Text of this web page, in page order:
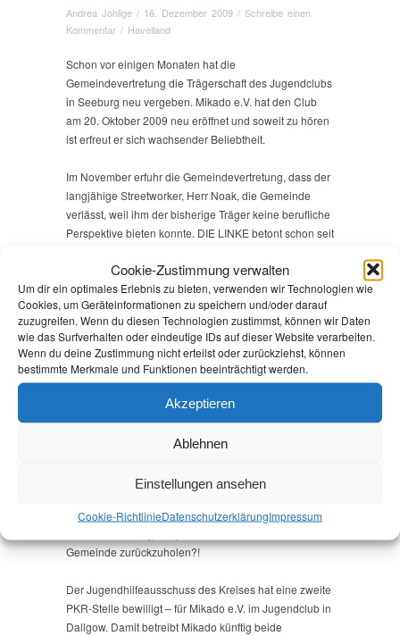
Cookie-Zustimmung verwalten
Um dir ein optimales Erlebnis zu bieten, verwenden wir Technologien wie
Cookies, um Geräteinformationen zu speichern und/oder darauf
zuzugreifen. Wenn du diesen Technologien zustimmst, können wir Daten
wie das Surfverhalten oder eindeutige IDs auf dieser Website verarbeiten.
Wenn du deine Zustimmung nicht erteilst oder zurückziehst, können
bestimmte Merkmale und Funktionen beeinträchtigt werden.
Akzeptieren
Ablehnen
Einstellungen ansehen
Cookie-RichtlinieDatenschutz­erklärungImpressum
Andrea Johlige / 16. Dezember 2009 / Schreibe einen
Kommentar / Havelland
Schon vor einigen Monaten hat die
Gemeindevertretung die Trägerschaft des Jugendclubs
in Seeburg neu vergeben. Mikado e.V. hat den Club
am 20. Oktober 2009 neu eröffnet und soweit zu hören
ist erfreut er sich wachsender Beliebtheit.
Im November erfuhr die Gemeindevertretung, dass der
langjähige Streetworker, Herr Noak, die Gemeinde
verlässt, weil ihm der bisherige Träger keine berufliche
Perspektive bieten konnte. DIE LINKE betont schon seit
unbefristete Stellen geschaffen werden kann – die in
der Jugendarbeit üblichen Ein-Jahres-Verträge
schüren ein starke Unsicherheit und oft auch
Unzufriedenheit bei den Mitarbeiterinnen und
Mitarbeitern. Und die “guten” Leute, gehen dahin, wo
ihnen bessere Bedingungen (bspw. eine unbefristete
Stelle) geboten werden. Deshalb begrüße ich es sehr,
dass sich die Gemeindevertretung Dallgow-Döberitz
entschlossen hat, sich beim Kreis selbst für die PKR-
Stelle des Streetworkers zu bewerben (inzwischen hat
Zuschlag bekommen) und unter der Voraussetzung
dieser Förderung eine unbefristete Stelle zu schaffen.
Ein erster Schritt zu Kontinuität und vielleicht die
Gemeinde zurückzuholen?!
Der Jugendhilfeausschuss des Kreises hat eine zweite
PKR-Stelle bewilligt – für Mikado e.V. im Jugendclub in
Dallgow. Damit betreibt Mikado künftig beide